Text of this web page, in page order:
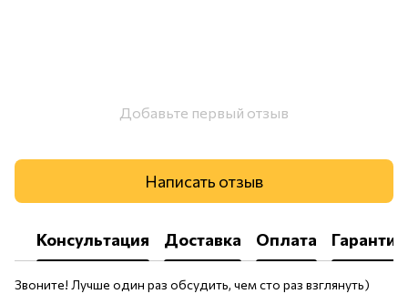
Добавьте первый отзыв
Написать отзыв
Консультация Доставка Оплата Гарантия
Звоните! Лучше один раз обсудить, чем сто раз взглянуть)